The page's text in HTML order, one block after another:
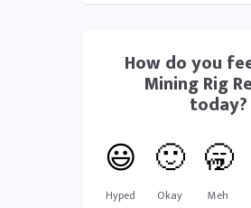
How do you
Mining Rig
today?
😃
Hyped
🙂
Okay
🥱
Meh